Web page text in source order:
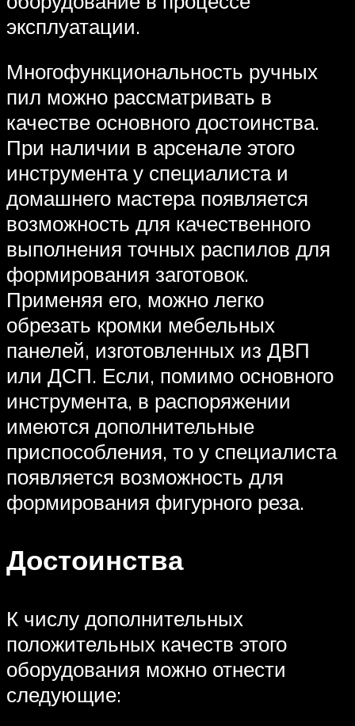
эксплуатации.
Многофункциональность ручных
пил можно рассматривать в
качестве основного достоинства.
При наличии в арсенале этого
инструмента у специалиста и
домашнего мастера появляется
возможность для качественного
выполнения точных распилов для
формирования заготовок.
Применяя его, можно легко
обрезать кромки мебельных
панелей, изготовленных из ДВП
или ДСП. Если, помимо основного
инструмента, в распоряжении
имеются дополнительные
приспособления, то у специалиста
появляется возможность для
формирования фигурного реза.
Достоинства
К числу дополнительных
положительных качеств этого
оборудования можно отнести
следующие: